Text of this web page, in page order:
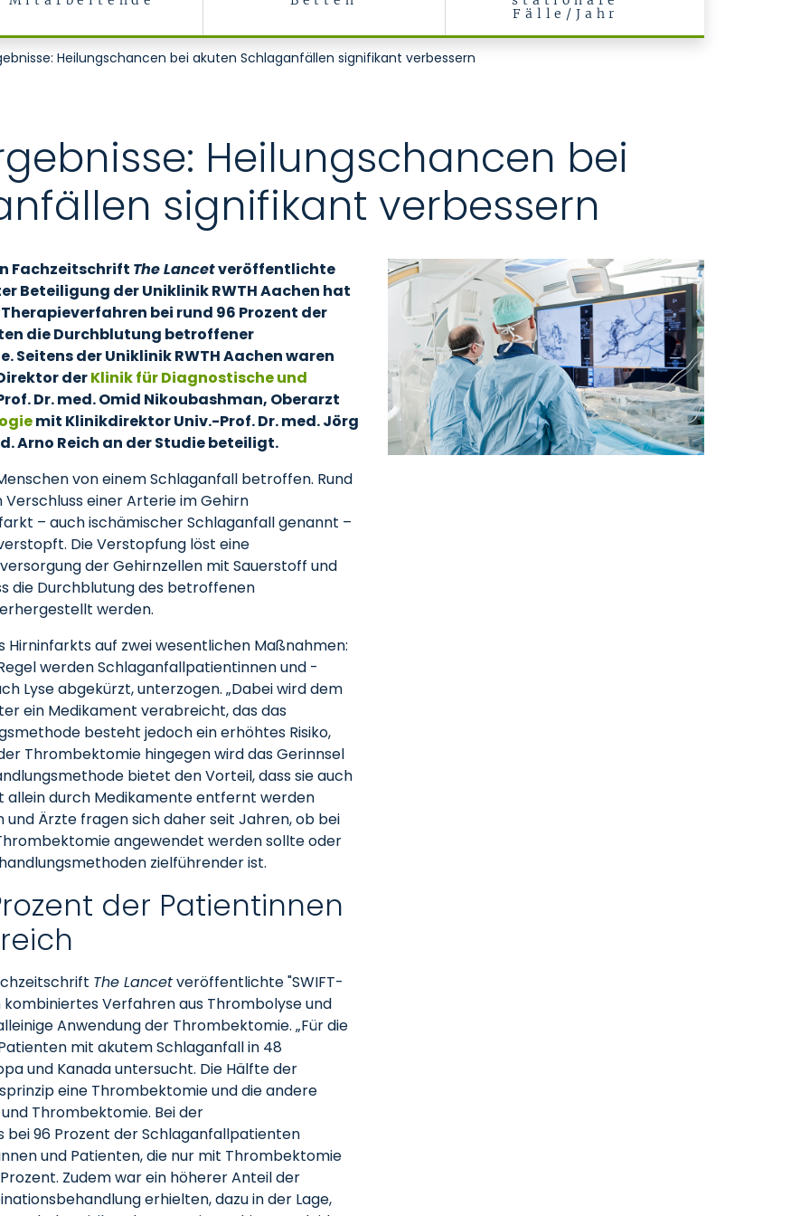
Fälle/Jahr
Heilungschancen bei akuten Schlaganfällen signifikant verbessern
Heilungschancen bei
signifikant verbessern
Fachzeitschrift The Lancetveröffentlichte
Beteiligung der Uniklinik RWTH Aachen hat
bei rund 96 Prozent der
die Durchblutung betroffener
der Uniklinik RWTH Aachen waren
derKlinik für Diagnostische und
Dr. med. Omid Nikoubashman, Oberarzt
mit Klinikdirektor Univ.-Prof. Dr. med. Jörg
Arno Reich an der Studie beteiligt.
von einem Schlaganfall betroffen. Rund
einer Arterie im Gehirn
– auch ischämischer Schlaganfall genannt –
Die Verstopfung löst eine
der Gehirnzellen mit Sauerstoff und
die Durchblutung des betroffenen
werden.
auf zwei wesentlichen Maßnahmen:
werden Schlaganfallpatientinnen und -
Lyse abgekürzt, unterzogen. „Dabei wird dem
ein Medikament verabreicht, das das
besteht jedoch ein erhöhtes Risiko,
Thrombektomie hingegen wird das Gerinnsel
bietet den Vorteil, dass sie auch
allein durch Medikamente entfernt werden
und Ärzte fragen sich daher seit Jahren, ob bei
angewendet werden sollte oder
zielführender ist.
der Patientinnen
The Lancetveröffentlichte "SWIFT-
kombiniertes Verfahren aus Thrombolyse und
Anwendung der Thrombektomie. „Für die
mit akutem Schlaganfall in 48
und Kanada untersucht. Die Hälfte der
eine Thrombektomie und die andere
Thrombektomie. Bei der
96 Prozent der Schlaganfallpatienten
und Patienten, die nur mit Thrombektomie
Zudem war ein höherer Anteil der
erhielten, dazu in der Lage,